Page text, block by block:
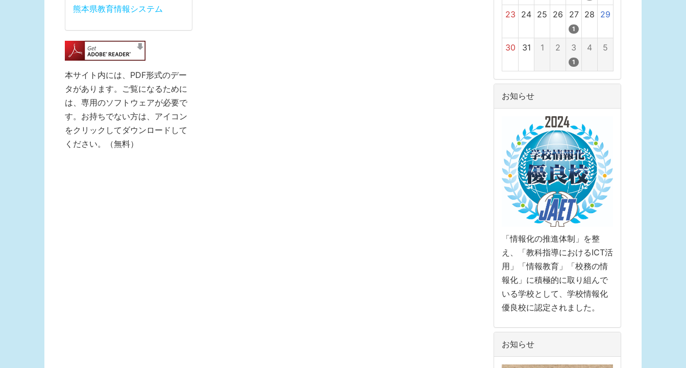
熊本県教育情報システム
本サイト内には、PDF形式のデー
タがあります。ご覧になるために
は、専用のソフトウェアが必要で
す。お持ちでない方は、アイコン
をクリックしてダウンロードして
ください。（無料）
23 24 25 26 27
1
28 29
30 31 1 2 3
1
4 5
お知らせ
「情報化の推進体制」を整
え、「教科指導におけるICT活
用」「情報教育」「校務の情
報化」に積極的に取り組んで
いる学校として、学校情報化
優良校に認定されました。
お知らせ